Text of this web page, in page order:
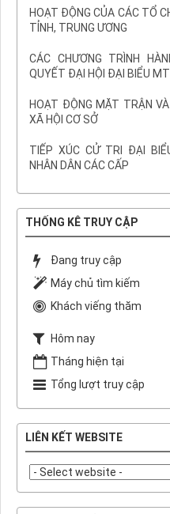
HOẠT ĐỘNG CỦA CÁC TỔ
TỈNH, TRUNG ƯƠNG
CÁC CHƯƠNG TRÌNH
QUYẾT ĐẠI HỘI ĐẠI BIỂU
HOẠT ĐỘNG MẶT TRẬN
XÃ HỘI CƠ SỞ
TIẾP XÚC CỬ TRI ĐẠI
NHÂN DÂN CÁC CẤP
THỐNG KÊ TRUY CẬP
Đang truy cập
Máy chủ tìm kiếm
Khách viếng thăm
Hôm nay
Tháng hiện tại
Tổng lượt truy cập
LIÊN KẾT WEBSITE